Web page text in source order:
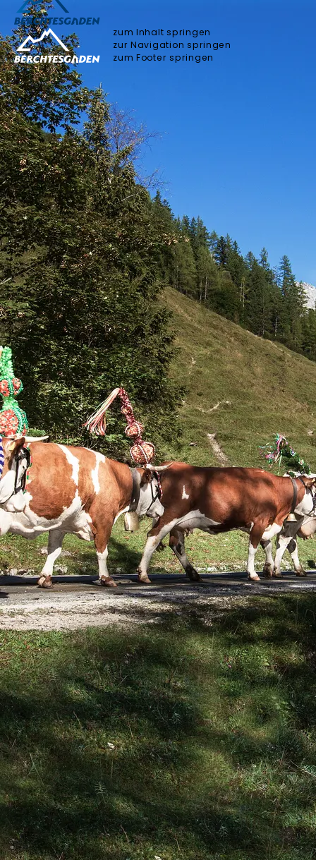
zum Inhalt springen
zur Navigation springen
zum Footer springen